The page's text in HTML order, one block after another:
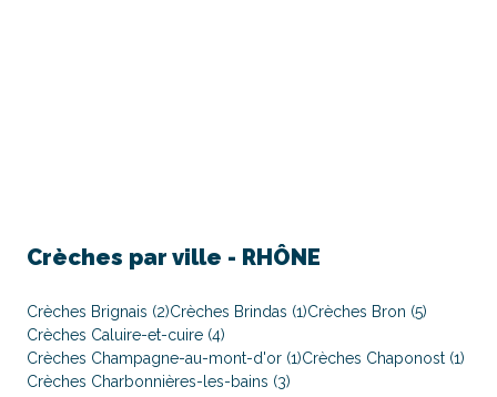
Crèches par ville - RHÔNE
Crèches Brignais (2)Crèches Brindas (1)Crèches Bron (5)
Crèches Caluire-et-cuire (4)
Crèches Champagne-au-mont-d'or (1)Crèches Chaponost (1)
Crèches Charbonnières-les-bains (3)